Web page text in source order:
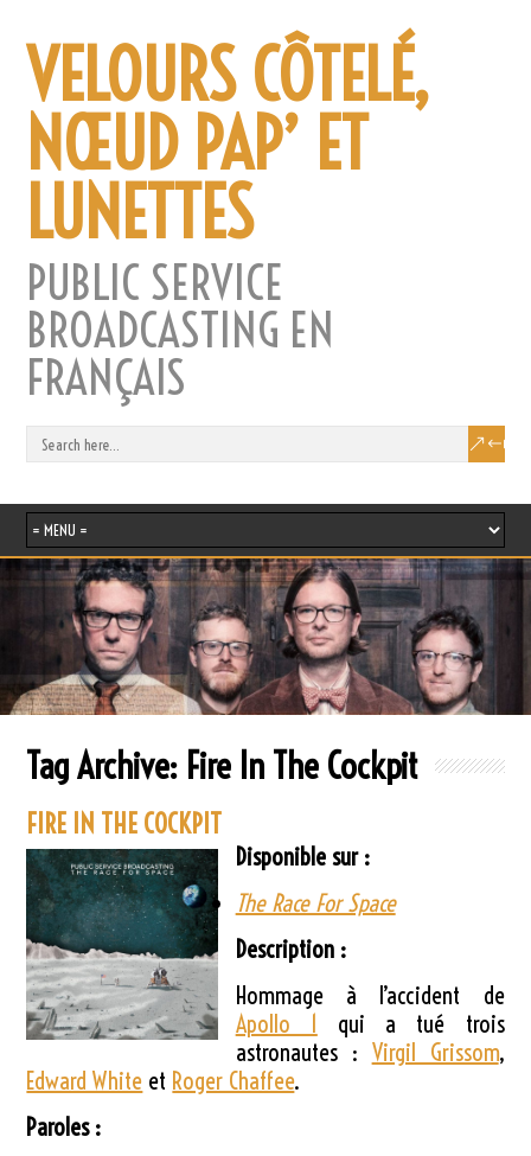
VELOURS CÔTELÉ,
NŒUD PAP’ ET
LUNETTES
PUBLIC SERVICE
BROADCASTING EN
FRANÇAIS
Tag Archive: Fire In The Cockpit
FIRE IN THE COCKPIT
Disponible sur :
The Race For Space
Description :
Hommage à l’accident de
Apollo 1 qui a tué trois
astronautes : Virgil Grissom,
Edward White et Roger Chaffee.
Paroles :